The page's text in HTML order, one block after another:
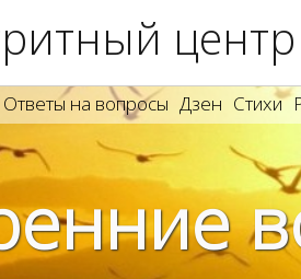
Ответы на вопросы Дзен Стихи